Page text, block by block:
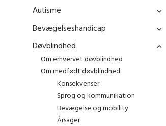
Autisme
Bevægelseshandicap
Døvblindhed
Om erhvervet døvblindhed
Om medfødt døvblindhed
Konsekvenser
Sprog og kommunikation
Bevægelse og mobility
Årsager